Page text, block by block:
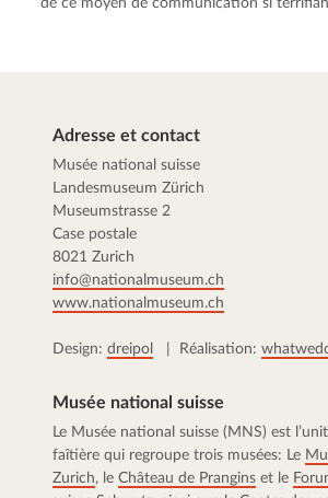
de ce moyen de communication si
Adresse et contact
Musée national suisse
Landesmuseum Zürich
Museumstrasse 2
Case postale
8021 Zurich
info@nationalmuseum.ch
www.nationalmuseum.ch
Design: dreipol | Réalisation:
Musée national suisse
Le Musée national suisse (MNS) est
faîtière qui regroupe trois musées: Le
Zurich, le Château de Prangins et le